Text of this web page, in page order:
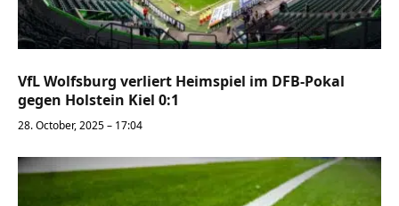
VfL Wolfsburg verliert Heimspiel im DFB-Pokal
gegen Holstein Kiel 0:1
28. October, 2025 – 17:04